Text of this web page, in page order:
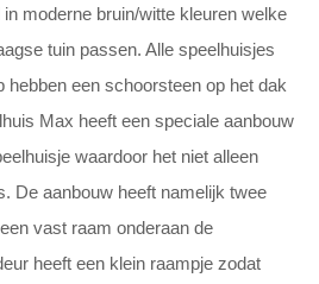
moderne bruin/witte kleuren welke
tuin passen. Alle speelhuisjes
hebben een schoorsteen op het dak
Max heeft een speciale aanbouw
waardoor het niet alleen
De aanbouw heeft namelijk twee
vast raam onderaan de
heeft een klein raampje zodat